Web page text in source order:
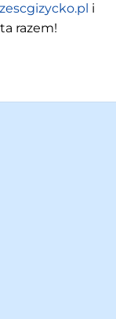
i
razem!